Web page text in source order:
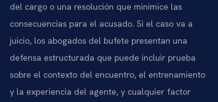
del cargo o una resolución que minimice las
consecuencias para el acusado. Si el caso va a
juicio, los abogados del bufete presentan una
defensa estructurada que puede incluir prueba
sobre el contexto del encuentro, el entrenamiento
y la experiencia del agente, y cualquier factor